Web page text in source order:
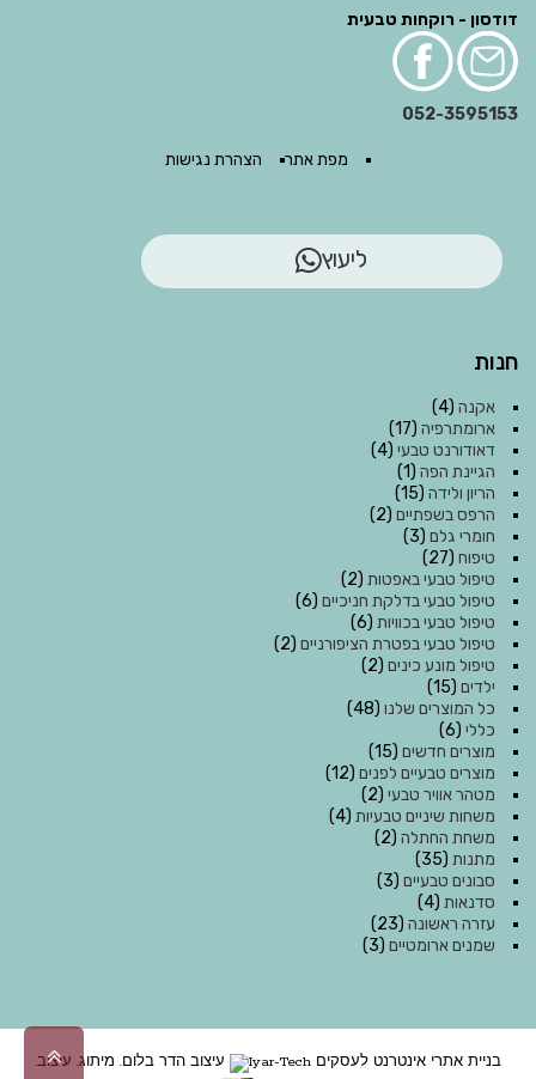
דודסון - רוקחות טבעית
052-3595153
מפת אתר הצהרת נגישות
ליעוץ
חנות
אקנה (4)
ארומתרפיה (17)
דאודורנט טבעי (4)
הגיינת הפה (1)
הריון ולידה (15)
הרפס בשפתיים (2)
חומרי גלם (3)
טיפוח (27)
טיפול טבעי באפטות (2)
טיפול טבעי בדלקת חניכיים (6)
טיפול טבעי בכוויות (6)
טיפול טבעי בפטרת הציפורניים (2)
טיפול מונע כינים (2)
ילדים (15)
כל המוצרים שלנו (48)
כללי (6)
מוצרים חדשים (15)
מוצרים טבעיים לפנים (12)
מטהר אוויר טבעי (2)
משחות שיניים טבעיות (4)
משחת החתלה (2)
מתנות (35)
סבונים טבעיים (3)
סדנאות (4)
עזרה ראשונה (23)
שמנים ארומטיים (3)
בניית אתרי אינטרנט לעסקים Iyar-Tech עיצוב הדר בלום. מיתוג. עיצוב.